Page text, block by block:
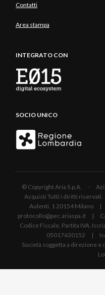
Contatti
Area stampa
INTEGRATO CON
SOCIO UNICO
© Copyright Aria S.p.A. -
Acquisti Tutti i diritti
Aulenti, 1 20154 Milano
protocollo@pec.ariaspa.it |
Codice Fiscale, Partita IVA,
05017630152 |
Società soggetta a direzione